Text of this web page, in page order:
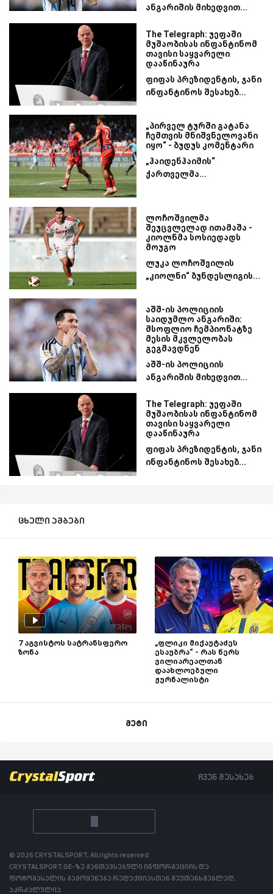
ანგარიშის მიხედვით...
The Telegraph: უეფაში
მუშაობისას ინფანტინომ
თავისი საყვარელი
დააწინაურა
ფიფას პრეზიდენტის, ჯანი
ინფანტინოს შესახებ...
„პირველ ტურში გატანა
ჩემთვის მნიშვნელოვანი
იყო“ - ბუდუს კომენტარი
„ჰაიდენჰაიმის“
ქართველმა...
ლოჩოშვილმა
შეუცვლელად ითამაშა -
კიოლნმა სოსიედადს
მოუგო
ლუკა ლოჩოშვილის
„კიოლნი“ ბუნდესლიგის...
აშშ-ის პოლიციის
საიდუმლო ანგარიში:
მსოფლიო ჩემპიონატზე
მესის მკვლელობას
გეგმავდნენ
აშშ-ის პოლიციის
ანგარიშის მიხედვით...
The Telegraph: უეფაში
მუშაობისას ინფანტინომ
თავისი საყვარელი
დააწინაურა
ფიფას პრეზიდენტის, ჯანი
ინფანტინოს შესახებ...
ცხელი ამბები
7 აგვისტოს სატრანსფერო
ზონა
„ფლიკი მიქაუტაძეს
ესაუბრა“ - რას წერს
ვილიარეალთან
დაახლოებული
ჟურნალისტი
მეტი
ჩვენ შესახებ
© 2026 CRYSTALSPORT, All rights reserved.
CRYSTALSPORT.GE-ზე განთავსებული ინფორმაციის და
ფოტომასალის გამოყენება რედაქციასთან შეუთანხმებლად,
აკრძალულია.